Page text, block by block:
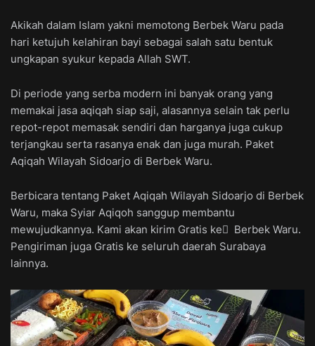
Akikah dalam Islam yakni memotong Berbek Waru pada
hari ketujuh kelahiran bayi sebagai salah satu bentuk
ungkapan syukur kepada Allah SWT.
Di periode yang serba modern ini banyak orang yang
memakai jasa aqiqah siap saji, alasannya selain tak perlu
repot-repot memasak sendiri dan harganya juga cukup
terjangkau serta rasanya enak dan juga murah. Paket
Aqiqah Wilayah Sidoarjo di Berbek Waru.
Berbicara tentang Paket Aqiqah Wilayah Sidoarjo di Berbek
Waru, maka Syiar Aqiqoh sanggup membantu
mewujudkannya. Kami akan kirim Gratis ke ِ Berbek Waru.
Pengiriman juga Gratis ke seluruh daerah Surabaya
lainnya.